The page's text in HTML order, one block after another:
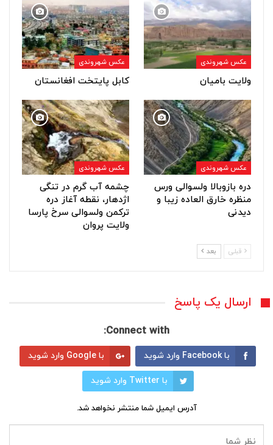
عکس شهروندی
ولایت بامیان
عکس شهروندی
کابل پایتخت افغانستان
عکس شهروندی
دره بازوبالا ولسوالی ورس
منظره خارق العاده زیبا و
دیدنی
عکس شهروندی
چشمه آب گرم در تنگی
اژدهار، نقطه آغاز دره
ترکمن ولسوالی سرخ پارسا
ولایت پروان
قبلی بعد
ارسال یک پاسخ
Connect with:
با Facebook وارد شوید با Google وارد شوید
با Twitter وارد شوید
آدرس ایمیل شما منتشر نخواهد شد.